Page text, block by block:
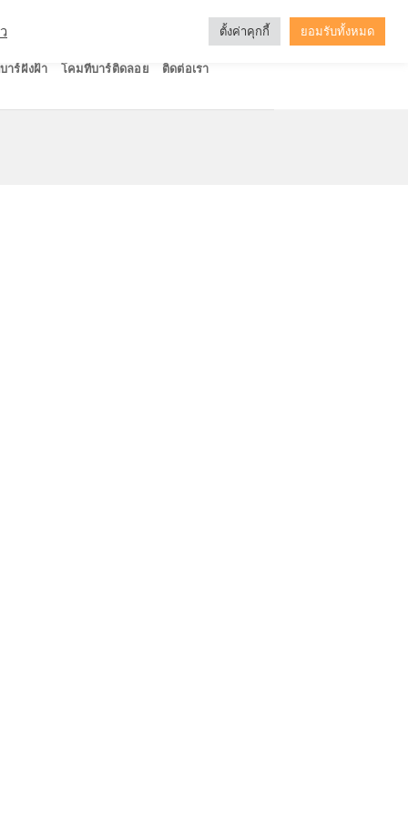
าร์ฝังฝ้า โคมทีบาร์ติดลอย ติดต่อเรา
ตั้งค่าคุกกี้ ยอมรับทั้งหมด